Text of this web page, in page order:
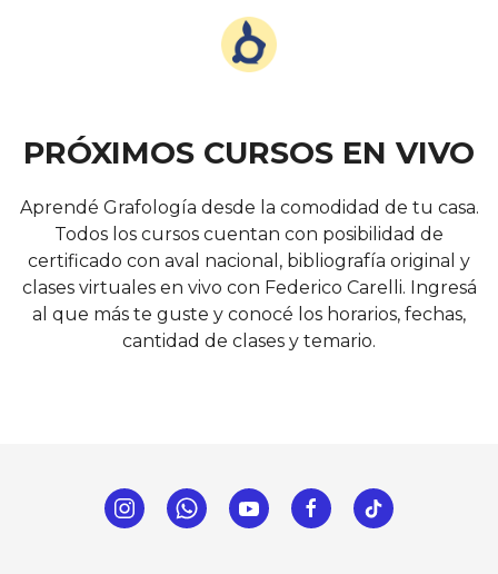
PRÓXIMOS CURSOS EN VIVO
Aprendé Grafología desde la comodidad de tu casa.
Todos los cursos cuentan con posibilidad de
certificado con aval nacional, bibliografía original y
clases virtuales en vivo con Federico Carelli. Ingresá
al que más te guste y conocé los horarios, fechas,
cantidad de clases y temario.